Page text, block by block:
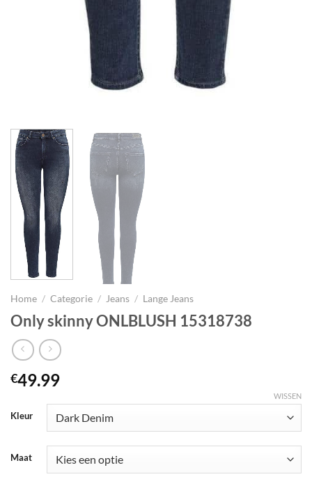
Home / Categorie / Jeans / Lange Jeans
Only skinny ONLBLUSH 15318738
€49.99
Kleur
Maat
WISSEN